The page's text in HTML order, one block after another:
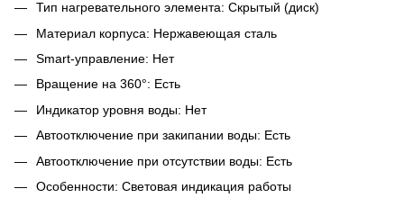
Тип нагревательного элемента: Скрытый (диск)
Материал корпуса: Нержавеющая сталь
Smart-управление: Нет
Вращение на 360°: Есть
Индикатор уровня воды: Нет
Автоотключение при закипании воды: Есть
Автоотключение при отсутствии воды: Есть
Особенности: Световая индикация работы